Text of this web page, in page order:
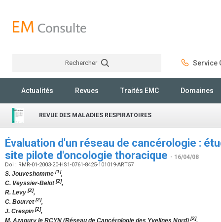
Rechercher Service
Actualités Revues Traités EMC Domaines
REVUE DES MALADIES RESPIRATOIRES
Évaluation d'un réseau de cancérologie :
site pilote d'oncologie thoracique - 16/04/08
Doi : RMR-01-2003-20-HS1-0761-8425-101019-ART57
S. Jouveshomme [1],
C. Veyssier-Belot[2],
R. Levy [2],
C. Bourret[2],
J. Crespin [2],
M. Azagury le RCYN (Réseau de Cancérologie des Yvelines Nord) [2],